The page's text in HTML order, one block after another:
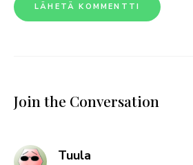
Join the Conversation
Tuula